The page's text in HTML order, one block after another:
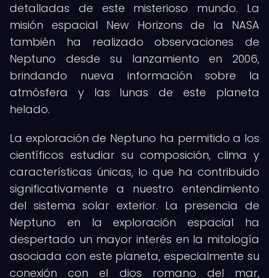
detalladas de este misterioso mundo. La
misión espacial New Horizons de la NASA
también ha realizado observaciones de
Neptuno desde su lanzamiento en 2006,
brindando nueva información sobre la
atmósfera y las lunas de este planeta
helado.
La exploración de Neptuno ha permitido a los
científicos estudiar su composición, clima y
características únicas, lo que ha contribuido
significativamente a nuestro entendimiento
del sistema solar exterior. La presencia de
Neptuno en la exploración espacial ha
despertado un mayor interés en la mitología
asociada con este planeta, especialmente su
conexión con el dios romano del mar,